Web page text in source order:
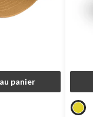
panier